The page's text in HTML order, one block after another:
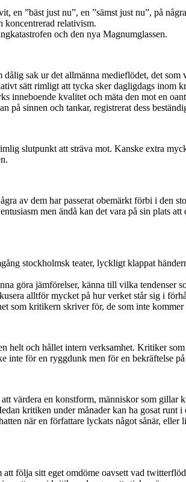
en ”bäst just nu”, en ”sämst just nu”, på
koncentrerad relativism.
och den nya Magnumglassen.
sak ur det allmänna medieflödet, det
sätt rimligt att tycka sker dagligdags inom
inneboende kvalitet och mäta den mot en
på sinnen och tankar, registrerat dess
slutpunkt att sträva mot. Kanske extra
av dem har passerat obemärkt förbi i den
men ändå kan det vara på sin plats
stockholmsk teater, lyckligt klappat
göra jämförelser, känna till vilka
alltför mycket på hur verket står sig i
som kritikern skriver för, de som inte
helt och hållet intern verksamhet. Kritiker
inte för en ryggdunk men för en bekräftelse
värdera en konstform, människor som
kritiken under månader kan ha gosat
när en författare lyckats något sånär,
följa sitt eget omdöme oavsett vad